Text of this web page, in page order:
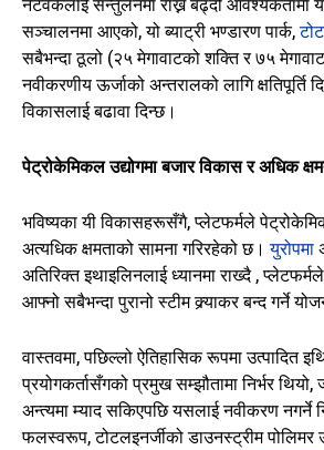
सञ्चालनमा आएको, यो ब्याट्री भण्डारण पार्क,
सबैभन्दा ठूलो (२५ मेगावाटको शक्ति र ७५ मेगावाट
नवीकरणीय ऊर्जाको अन्तरालको लागि क्षतिपूर्ति
विकासलाई बढावा दिन्छ।
पेट्रोकेमिकल उद्योगमा बजार विकास र अधिक
भविष्यका यी विकासहरूसँगै, प्लेटफर्मले
अत्यधिक क्षमताको सामना गरिरहेको छ।युरोपमा
अतिरिक्त इथाइलिनलाई ध्यानमा राख्दै ,
आफ्नो सबैभन्दा पुरानो स्टीम क्र्याकर बन्द गर्ने
वास्तवमा, पछिल्लो ऐतिहासिक रूपमा उत्पादित
प्रयोगकर्तासँगको प्रमुख सम्झौतामा निर्भर
अन्त्यमा म्याद सकिएपछि यसलाई नवीकरण नगर्ने
फलस्वरूप, टोटलइनर्जीको डाउनस्ट्रीम पोलिमर